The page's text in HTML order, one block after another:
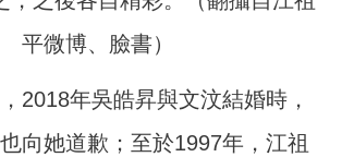
平微博、臉書）
2018年吳皓昇與文汶結婚時，
向她道歉；至於1997年，江祖